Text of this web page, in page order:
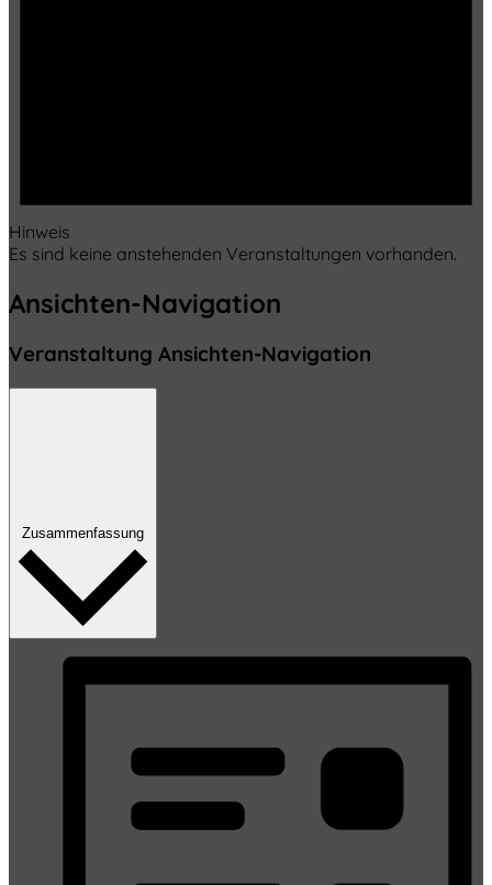
Hinweis
Es sind keine anstehenden Veranstaltungen vorhanden.
Ansichten-Navigation
Veranstaltung Ansichten-Navigation
Zusammenfassung